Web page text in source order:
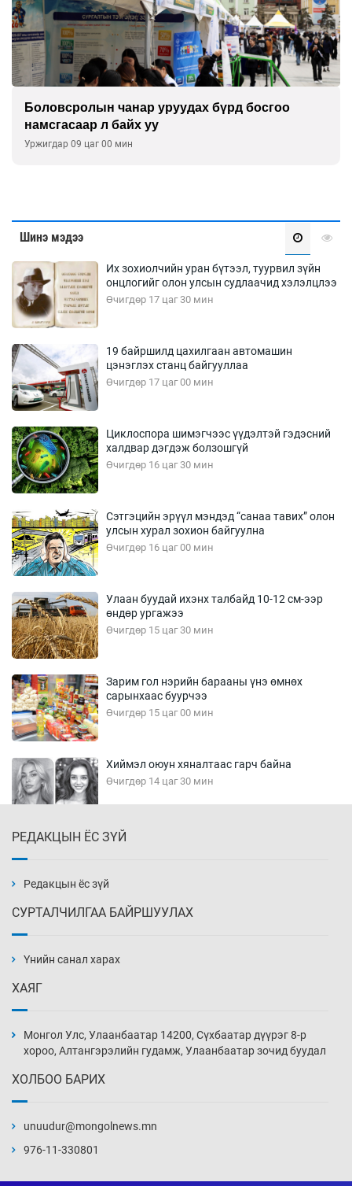
Боловсролын чанар уруудах бүрд босгоо
намсгасаар л байх уу
Уржигдар 09 цаг 00 мин
Шинэ мэдээ
Их зохиолчийн уран бүтээл, туурвил зүйн
онцлогийг олон улсын судлаачид хэлэлцлээ
Өчигдөр 17 цаг 30 мин
19 байршилд цахилгаан автомашин
цэнэглэх станц байгууллаа
Өчигдөр 17 цаг 00 мин
Циклоспора шимэгчээс үүдэлтэй гэдэсний
халдвар дэгдэж болзошгүй
Өчигдөр 16 цаг 30 мин
Сэтгэцийн эрүүл мэндэд “санаа тавих” олон
улсын хурал зохион байгуулна
Өчигдөр 16 цаг 00 мин
Улаан буудай ихэнх талбайд 10-12 см-ээр
өндөр ургажээ
Өчигдөр 15 цаг 30 мин
Зарим гол нэрийн барааны үнэ өмнөх
сарынхаас буурчээ
Өчигдөр 15 цаг 00 мин
Хиймэл оюун хяналтаас гарч байна
Өчигдөр 14 цаг 30 мин
Өчигдөр 14 цаг 00 мин
нэмэгджээ
Өчигдөр 13 цаг 30 мин
Өчигдөр 13 цаг 00 мин
РЕДАКЦЫН ЁС ЗҮЙ
Редакцын ёс зүй
СУРТАЛЧИЛГАА БАЙРШУУЛАХ
Үнийн санал харах
ХАЯГ
Монгол Улс, Улаанбаатар 14200, Сүхбаатар дүүрэг 8-р
хороо, Алтангэрэлийн гудамж, Улаанбаатар зочид буудал
ХОЛБОО БАРИХ
unuudur@mongolnews.mn
976-11-330801